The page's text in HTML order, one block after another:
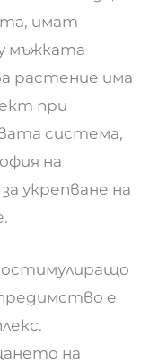
имат
мъжката
растение има
при
система,
на
укрепване на
е
на